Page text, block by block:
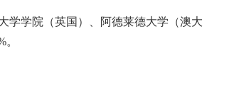
学学院（英国）、阿德莱德大学（澳大
。